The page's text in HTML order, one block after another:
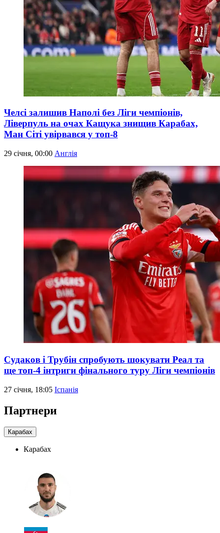
Челсі залишив Наполі без Ліги чемпіонів,
Ліверпуль на очах Кащука знищив Карабах,
Ман Сіті увірвався у топ-8
29 січня, 00:00 Англія
Судаков і Трубін спробують шокувати Реал та
ще топ-4 інтриги фінального туру Ліги чемпіонів
27 січня, 18:05 Іспанія
Партнери
Карабах
Карабах